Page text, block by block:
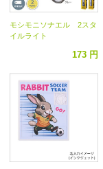
モシモニソナエル 2スタ
イルライト
173 円